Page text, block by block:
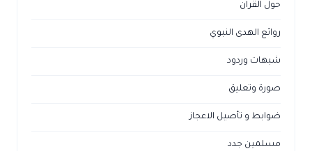
حول القراّن
روائع الهدى النبوي
شبهات وردود
صورة وتعليق
ضوابط و تأصيل الاعجاز
مسلمين جدد